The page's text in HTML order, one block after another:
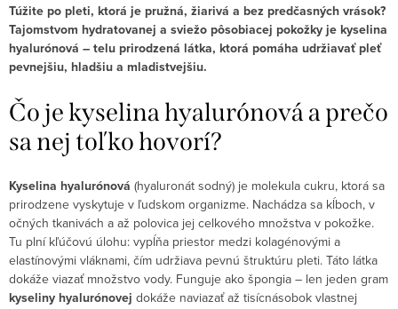
Túžite po pleti, ktorá je pružná, žiarivá a bez predčasných vrások?
Tajomstvom hydratovanej a sviežo pôsobiacej pokožky je kyselina
hyalurónová – telu prirodzená látka, ktorá pomáha udržiavať pleť
pevnejšiu, hladšiu a mladistvejšiu.
Čo je kyselina hyalurónová a prečo
sa nej toľko hovorí?
Kyselina hyalurónová (hyaluronát sodný) je molekula cukru, ktorá sa
prirodzene vyskytuje v ľudskom organizme. Nachádza sa kĺboch, v
očných tkanivách a až polovica jej celkového množstva v pokožke.
Tu plní kľúčovú úlohu: vypĺňa priestor medzi kolagénovými a
elastínovými vláknami, čím udržiava pevnú štruktúru pleti. Táto látka
dokáže viazať množstvo vody. Funguje ako špongia – len jeden gram
kyseliny hyalurónovej dokáže naviazať až tisícnásobok vlastnej